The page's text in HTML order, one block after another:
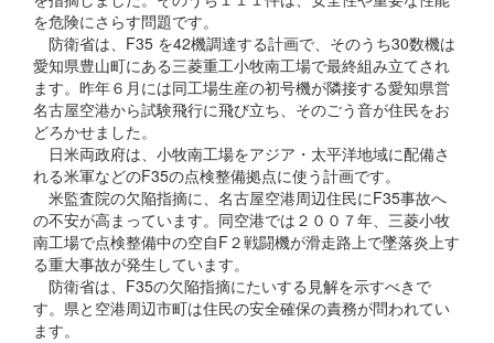
を危険にさらす問題です。
防衛省は、F35 を42機調達する計画で、そのうち30数機は
愛知県豊山町にある三菱重工小牧南工場で最終組み立てされ
ます。昨年６月には同工場生産の初号機が隣接する愛知県営
名古屋空港から試験飛行に飛び立ち、そのごう音が住民をお
どろかせました。
日米両政府は、小牧南工場をアジア・太平洋地域に配備さ
れる米軍などのF35の点検整備拠点に使う計画です。
米監査院の欠陥指摘に、名古屋空港周辺住民にF35事故へ
の不安が高まっています。同空港では２００７年、三菱小牧
南工場で点検整備中の空自F２戦闘機が滑走路上で墜落炎上す
る重大事故が発生しています。
防衛省は、F35の欠陥指摘にたいする見解を示すべきで
す。県と空港周辺市町は住民の安全確保の責務が問われてい
ます。